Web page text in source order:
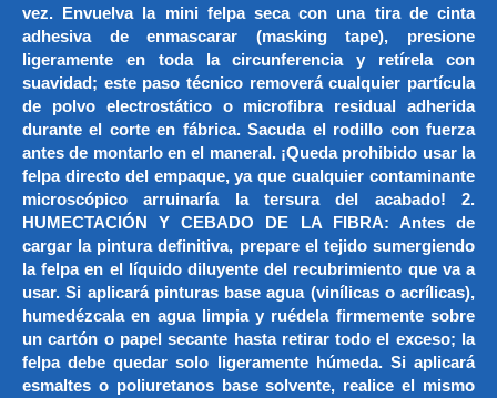
vez. Envuelva la mini felpa seca con una tira de cinta
adhesiva de enmascarar (masking tape), presione
ligeramente en toda la circunferencia y retírela con
suavidad; este paso técnico removerá cualquier partícula
de polvo electrostático o microfibra residual adherida
durante el corte en fábrica. Sacuda el rodillo con fuerza
antes de montarlo en el maneral. ¡Queda prohibido usar la
felpa directo del empaque, ya que cualquier contaminante
microscópico arruinaría la tersura del acabado! 2.
HUMECTACIÓN Y CEBADO DE LA FIBRA: Antes de
cargar la pintura definitiva, prepare el tejido sumergiendo
la felpa en el líquido diluyente del recubrimiento que va a
usar. Si aplicará pinturas base agua (vinílicas o acrílicas),
humedézcala en agua limpia y ruédela firmemente sobre
un cartón o papel secante hasta retirar todo el exceso; la
felpa debe quedar solo ligeramente húmeda. Si aplicará
esmaltes o poliuretanos base solvente, realice el mismo